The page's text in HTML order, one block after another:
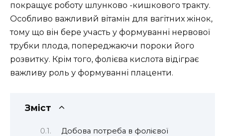
покращує роботу шлунково -кишкового тракту.
Особливо важливий вітамін для вагітних жінок,
тому що він бере участь у формуванні нервової
трубки плода, попереджаючи пороки його
розвитку. Крім того, фолієва кислота відіграє
важливу роль у формуванні плаценти.
Зміст
Добова потреба в фолієвої